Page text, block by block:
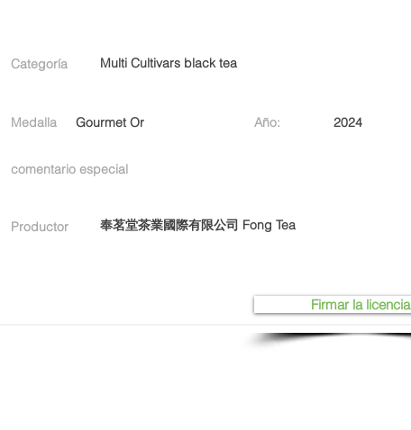
Categoría Multi Cultivars black tea
Medalla Gourmet Or Año: 2024
comentario especial
Productor 奉茗堂茶業國際有限公司 Fong Tea
Firmar la licencia